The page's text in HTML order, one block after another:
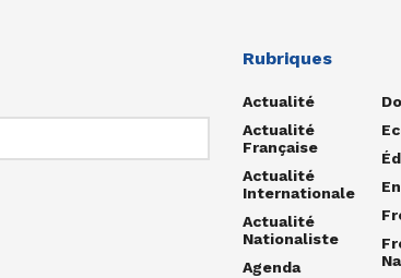
Rubriques
Actualité
Actualité
Française
Actualité
Internationale
Actualité
Nationaliste
Agenda